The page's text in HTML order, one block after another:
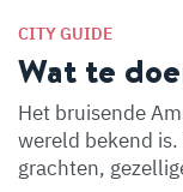
CITY GUIDE
Wat te
Het bruisende
wereld bekend
grachten,